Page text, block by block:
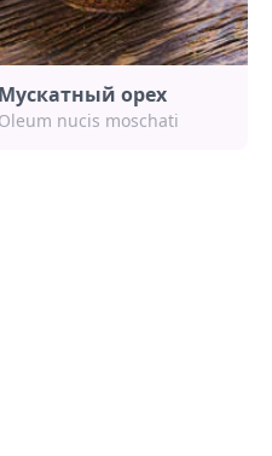
Мускатный орех
Oleum nucis moschati